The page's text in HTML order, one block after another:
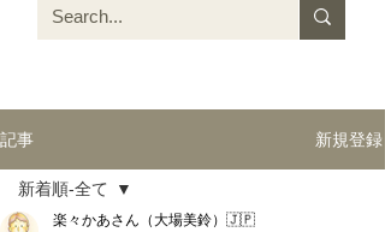
記事 新規登録
新着順-全て
楽々かあさん（大場美鈴）🇯🇵